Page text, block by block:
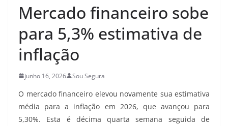
Mercado financeiro sobe
para 5,3% estimativa de
inflação
junho 16, 2026 Sou Segura
O mercado financeiro elevou novamente sua estimativa
média para a inflação em 2026, que avançou para
5,30%. Esta é décima quarta semana seguida de